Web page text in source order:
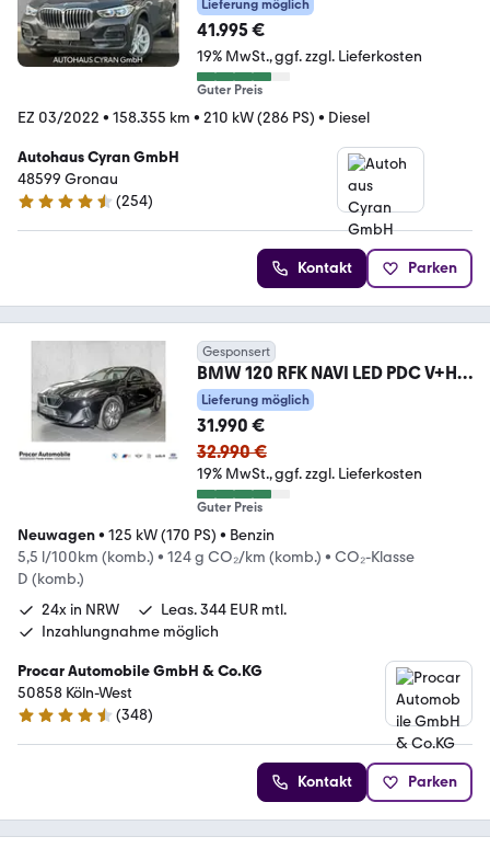
Lieferung möglich
41.995 €
19% MwSt. ggf. zzgl. Lieferkosten
Guter Preis
EZ 03/2022 • 158.355 km • 210 kW (286 PS) • Diesel
Autohaus Cyran GmbH
48599 Gronau
4.6 Sterne
(254)
Kontakt Parken
Gesponsert
BMW 120 RFK NAVI LED PDC V+H
Parkass. Tempomat
Lieferung möglich
31.990 €
32.990 €
19% MwSt. ggf. zzgl. Lieferkosten
Guter Preis
Neuwagen• 125 kW (170 PS) • Benzin
5,5 l/100km (komb.) • 124 g CO₂/km (komb.) • CO₂-Klasse
D (komb.)
24x in NRW
Leas. 344 EUR mtl.
Inzahlungnahme möglich
Procar Automobile GmbH & Co.KG
50858 Köln-West
4.4 Sterne
(348)
Kontakt Parken